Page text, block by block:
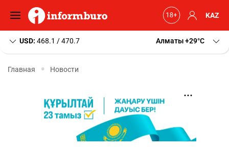
KAZ
USD: 468.1 / 470.7 Алматы+29 C
Главная Новости